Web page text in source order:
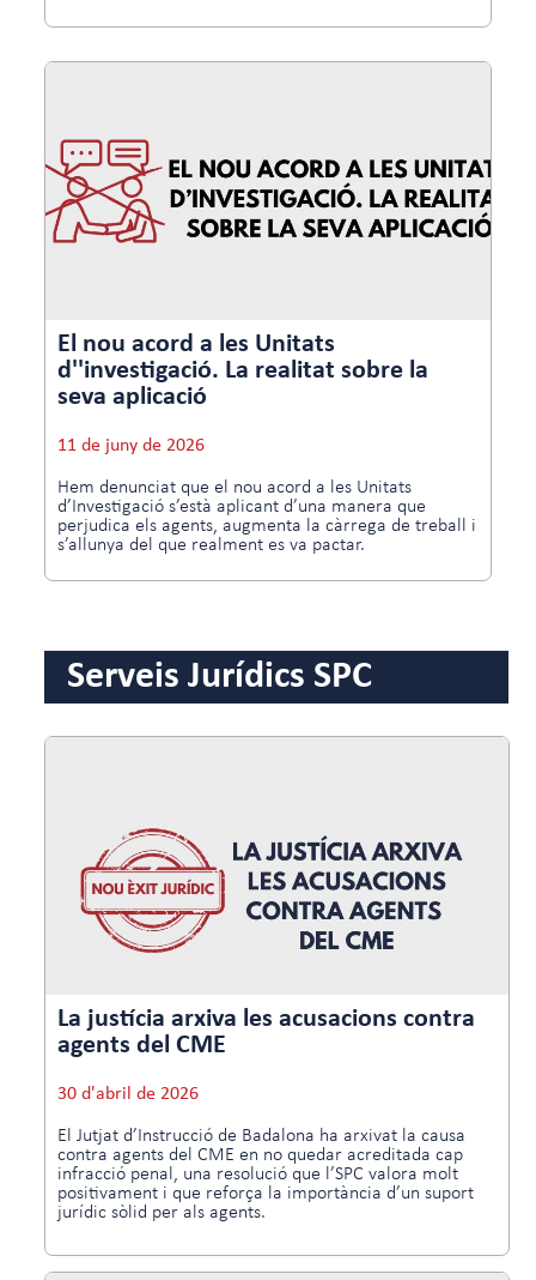
El nou acord a les Unitats
d''investigació. La realitat sobre la
seva aplicació
11 de juny de 2026
Hem denunciat que el nou acord a les Unitats
d’Investigació s’està aplicant d’una manera que
perjudica els agents, augmenta la càrrega de treball i
s’allunya del que realment es va pactar.
Serveis Jurídics SPC
La justícia arxiva les acusacions contra
agents del CME
30 d'abril de 2026
El Jutjat d’Instrucció de Badalona ha arxivat la causa
contra agents del CME en no quedar acreditada cap
infracció penal, una resolució que l’SPC valora molt
positivament i que reforça la importància d’un suport
jurídic sòlid per als agents.